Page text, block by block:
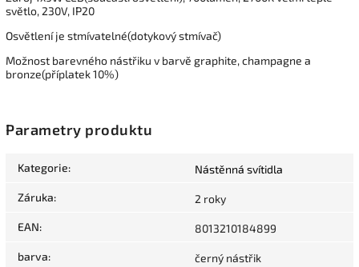
světlo, 230V, IP20
Osvětlení je stmívatelné(dotykový stmívač)
Možnost barevného nástřiku v barvě graphite, champagne a
bronze(příplatek 10%)
Parametry produktu
Kategorie: Nástěnná svítidla
Záruka: 2 roky
EAN: 8013210184899
barva: černý nástřik